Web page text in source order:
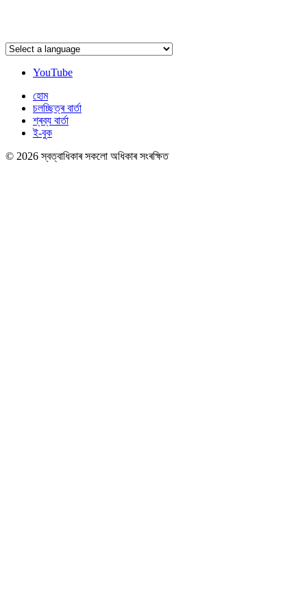
YouTube
হোম
চলচ্ছিত্ৰ বাৰ্তা
শ্ৰব্য বাৰ্তা
ই-বুক
© 2026 স্বত্বাধিকাৰ সকলো অধিকাৰ সংৰক্ষিত